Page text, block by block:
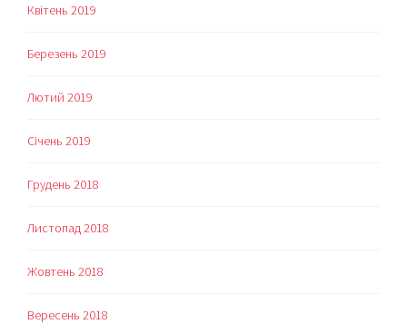
Квітень 2019
Березень 2019
Лютий 2019
Січень 2019
Грудень 2018
Листопад 2018
Жовтень 2018
Вересень 2018